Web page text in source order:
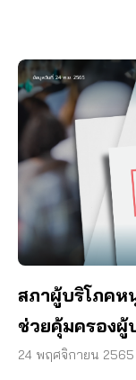
สภาผู้บริโภคห
ช่วยคุ้มครองผู้
24 พฤศจิกายน 2565